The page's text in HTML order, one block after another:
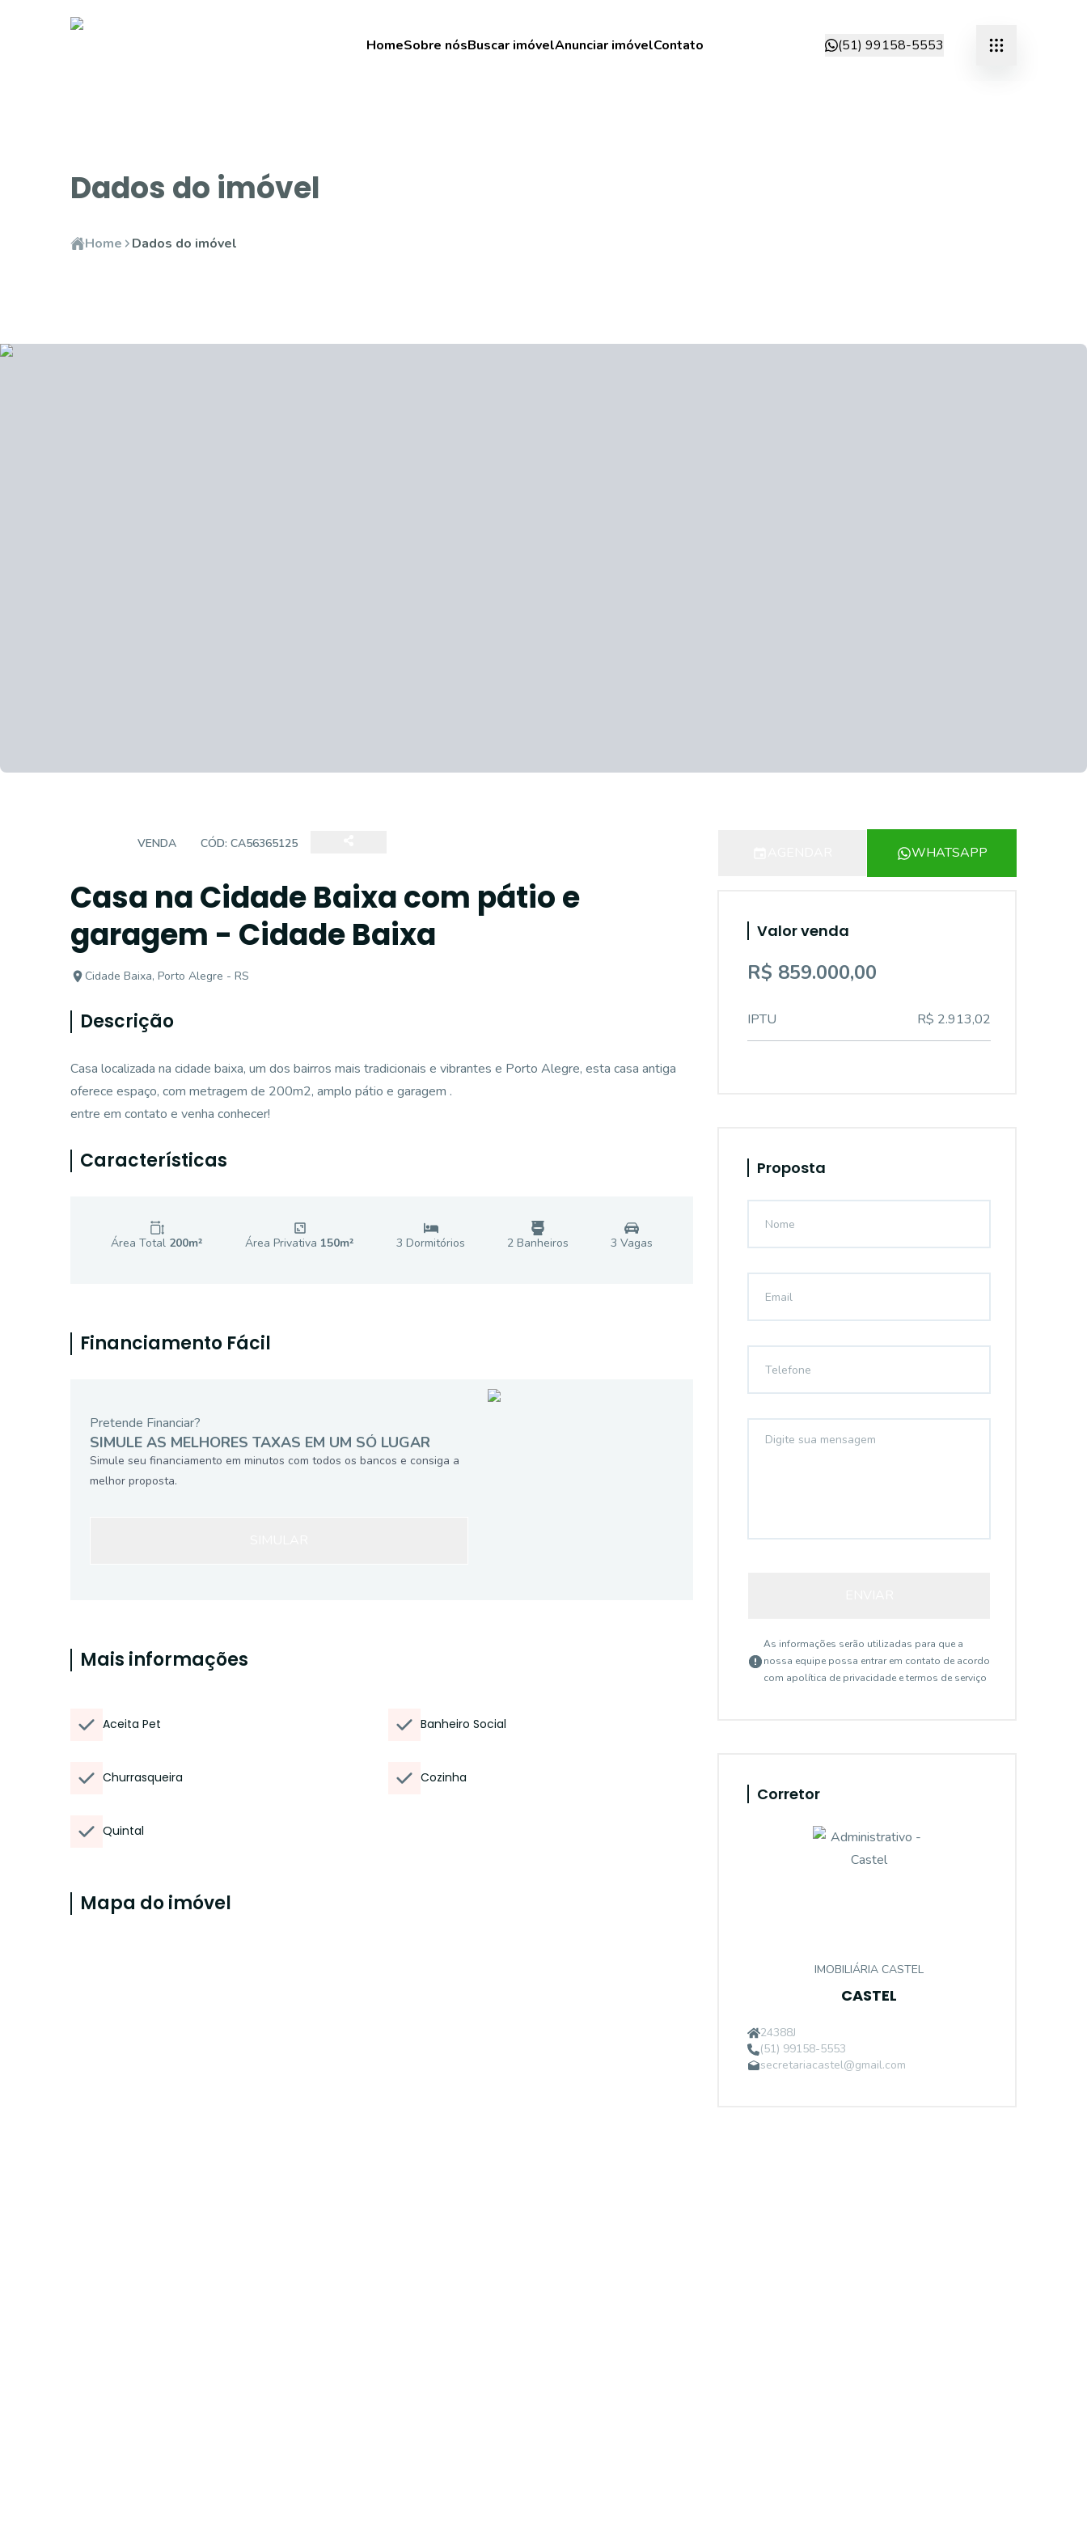
HomeSobre nósBuscar imóvelAnunciar imóvelContato (51) 99158-5553
Dados do imóvel
Home Dados do imóvel
VENDA CÓD: CA56365125
Casa na Cidade Baixa com pátio e
garagem - Cidade Baixa
Cidade Baixa, Porto Alegre - RS
Descrição
Casa localizada na cidade baixa, um dos bairros mais tradicionais e vibrantes e Porto Alegre, esta casa antiga
oferece espaço, com metragem de 200m2, amplo pátio e garagem .
entre em contato e venha conhecer!
Características
Área Total 200m² Área Privativa 150m² 3 Dormitórios 2 Banheiros 3 Vagas
Financiamento Fácil
Pretende Financiar?
SIMULE AS MELHORES TAXAS EM UM SÓ LUGAR
Simule seu financiamento em minutos com todos os bancos e consiga a
melhor proposta.
Mais informações
Aceita Pet Banheiro Social
Churrasqueira Cozinha
Quintal
Mapa do imóvel
WHATSAPP
Valor venda
R$ 859.000,00
IPTU R$ 2.913,02
Proposta
As informações serão utilizadas para que a
nossa equipe possa entrar em contato de acordo
com apolítica de privacidade e termos de serviço
Corretor
IMOBILIÁRIA CASTEL
CASTEL
24388J
(51) 99158-5553
secretariacastel@gmail.com